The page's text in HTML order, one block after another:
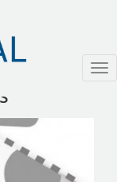
y